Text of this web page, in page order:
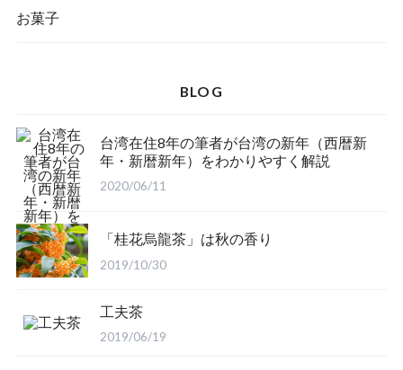
お菓子
BLOG
台湾在住8年の筆者が台湾の新年（西暦新
年・新暦新年）をわかりやすく解説
2020/06/11
「桂花烏龍茶」は秋の香り
2019/10/30
工夫茶
2019/06/19